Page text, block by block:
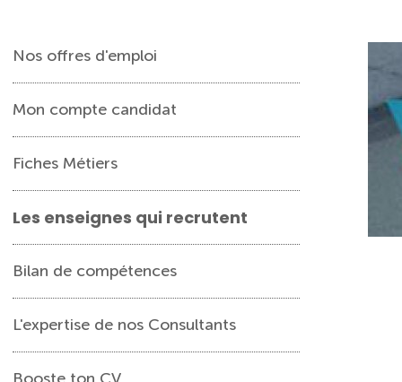
Nos offres d'emploi
Mon compte candidat
Fiches Métiers
Les enseignes qui recrutent
Bilan de compétences
L'expertise de nos Consultants
Booste ton CV